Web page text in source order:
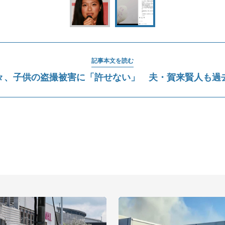
記事本文を読む
、子供の盗撮被害に「許せない」 夫・賀来賢人も過